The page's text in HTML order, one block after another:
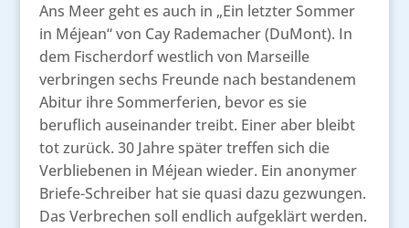
Ans Meer geht es auch in „Ein letzter Sommer
in Méjean“ von Cay Rademacher (DuMont). In
dem Fischerdorf westlich von Marseille
verbringen sechs Freunde nach bestandenem
Abitur ihre Sommerferien, bevor es sie
beruflich auseinander treibt. Einer aber bleibt
tot zurück. 30 Jahre später treffen sich die
Verbliebenen in Méjean wieder. Ein anonymer
Briefe-Schreiber hat sie quasi dazu gezwungen.
Das Verbrechen soll endlich aufgeklärt werden.